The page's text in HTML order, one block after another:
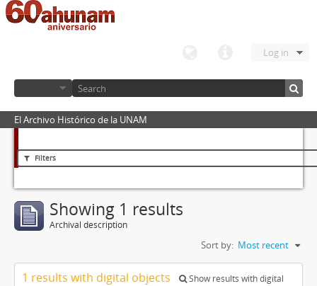
Log in
El Archivo Histórico de la UNAM
Filters
Showing 1 results
Archival description
Sort by: Most recent
1 results with digital objects
Show results with digital